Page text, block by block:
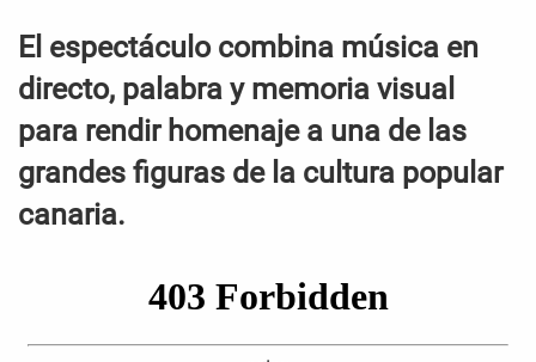
El espectáculo combina música en
directo, palabra y memoria visual
para rendir homenaje a una de las
grandes figuras de la cultura popular
canaria.